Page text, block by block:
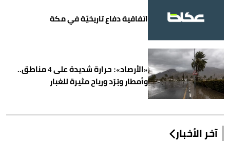
اتفاقية دفاع تاريخيّة في مكة
«الأرصاد»: حرارة شديدة على 4 مناطق..
وأمطار وبَرَد ورياح مثيرة للغبار
آخر الأخبار